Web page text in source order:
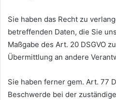
Sie haben das Recht zu
betreffenden Daten, die Sie
Maßgabe des Art. 20 DSGVO
Übermittlung an andere
Sie haben ferner gem. Art. 77
Beschwerde bei der